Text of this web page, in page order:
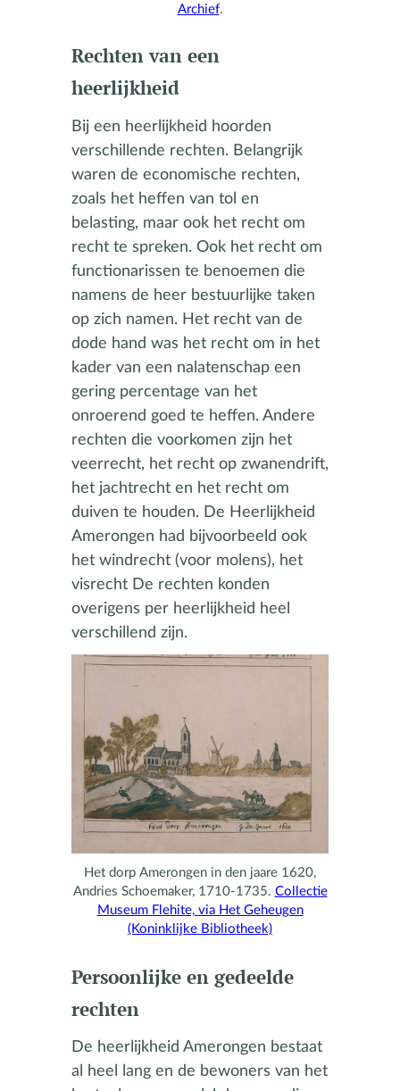
Archief.
Rechten van een
heerlijkheid
Bij een heerlijkheid hoorden
verschillende rechten. Belangrijk
waren de economische rechten,
zoals het heffen van tol en
belasting, maar ook het recht om
recht te spreken. Ook het recht om
functionarissen te benoemen die
namens de heer bestuurlijke taken
op zich namen. Het recht van de
dode hand was het recht om in het
kader van een nalatenschap een
gering percentage van het
onroerend goed te heffen. Andere
rechten die voorkomen zijn het
veerrecht, het recht op zwanendrift,
het jachtrecht en het recht om
duiven te houden. De Heerlijkheid
Amerongen had bijvoorbeeld ook
het windrecht (voor molens), het
visrecht De rechten konden
overigens per heerlijkheid heel
verschillend zijn.
Het dorp Amerongen in den jaare 1620,
Andries Schoemaker, 1710-1735. Collectie
Museum Flehite, via Het Geheugen
(Koninklijke Bibliotheek)
Persoonlijke en gedeelde
rechten
De heerlijkheid Amerongen bestaat
al heel lang en de bewoners van het